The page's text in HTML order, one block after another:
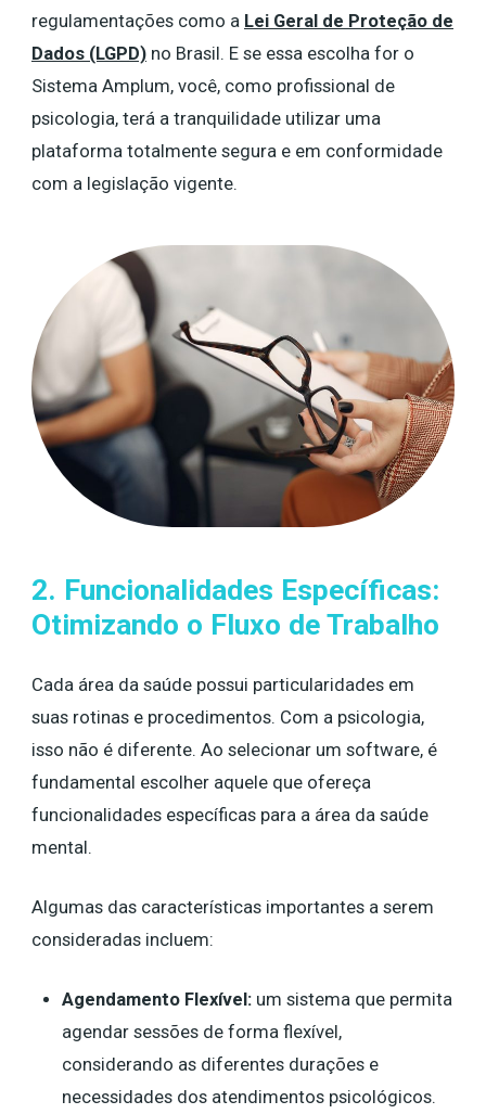
regulamentações como a Lei Geral de Proteção de
Dados (LGPD) no Brasil. E se essa escolha for o
Sistema Amplum, você, como profissional de
psicologia, terá a tranquilidade utilizar uma
plataforma totalmente segura e em conformidade
com a legislação vigente.
2. Funcionalidades Específicas:
Otimizando o Fluxo de Trabalho
Cada área da saúde possui particularidades em
suas rotinas e procedimentos. Com a psicologia,
isso não é diferente. Ao selecionar um software, é
fundamental escolher aquele que ofereça
funcionalidades específicas para a área da saúde
mental.
Algumas das características importantes a serem
consideradas incluem:
Agendamento Flexível:um sistema que permita
agendar sessões de forma flexível,
considerando as diferentes durações e
necessidades dos atendimentos psicológicos.